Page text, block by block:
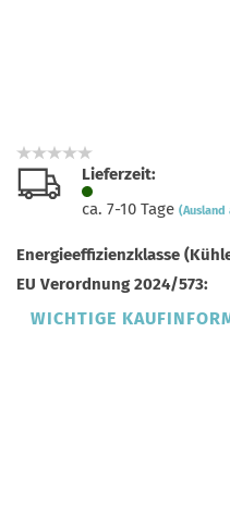
Lieferzeit:
ca. 7-10 Tage (Ausland
Energieeffizienzklasse
EU Verordnung 2024/573:
WICHTIGE